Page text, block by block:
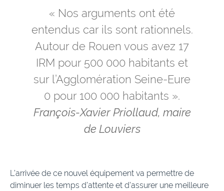
« Nos arguments ont été
entendus car ils sont rationnels.
Autour de Rouen vous avez 17
IRM pour 500 000 habitants et
sur l’Agglomération Seine-Eure
0 pour 100 000 habitants ».
François-Xavier Priollaud, maire
de Louviers
L’arrivée de ce nouvel équipement va permettre de
diminuer les temps d’attente et d’assurer une meilleure